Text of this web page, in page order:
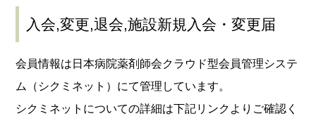
入会,変更,退会,施設新規入会・変更届
会員情報は日本病院薬剤師会クラウド型会員管理システ
ム（シクミネット）にて管理しています。
シクミネットについての詳細は下記リンクよりご確認く